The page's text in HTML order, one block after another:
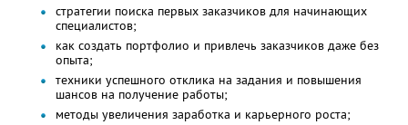
стратегии поиска первых заказчиков для начинающих
специалистов;
как создать портфолио и привлечь заказчиков даже без
опыта;
техники успешного отклика на задания и повышения
шансов на получение работы;
методы увеличения заработка и карьерного роста;